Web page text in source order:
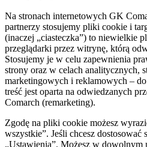
Na stronach internetowych GK
partnerzy stosujemy pliki cookie i
(inaczej „ciasteczka”) to niewielkie
przeglądarki przez witrynę, którą
Stosujemy je w celu zapewnienia
strony oraz w celach analitycznych,
marketingowych i reklamowych –
treść jest oparta na odwiedzanych
Comarch (remarketing).
Zgodę na pliki cookie możesz
wszystkie”. Jeśli chcesz
„Ustawienia”. Możesz w dowolnym